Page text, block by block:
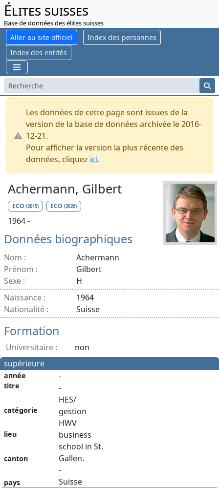
Élites suisses
Base de données des élites suisses
Aller au site officiel
Index des personnes
Index des entités
Les données de cette page sont issues de la
version de la base de données archivée le 2016-
12-21.
Pour afficher la version la plus récente des
données, cliquez ici.
Achermann, Gilbert
ECO (2015) ECO(2020)
1964 -
Données biographiques
Nom :
Achermann
Prénom :
Gilbert
Sexe :
H
Naissance :
1964
Nationalité :
Suisse
Formation
Universitaire :
non
supérieure
année
titre
catégorie
lieu
canton
pays
-
-
HES/
gestion
HWV
business
school in St.
Gallen.
-
Suisse